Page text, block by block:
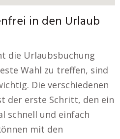
in den Urlaub
die Urlaubsbuchung
Wahl zu treffen, sind
Die verschiedenen
der erste Schritt, den ein
schnell und einfach
mit den